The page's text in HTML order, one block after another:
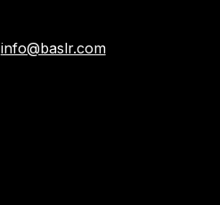
info@baslr.com